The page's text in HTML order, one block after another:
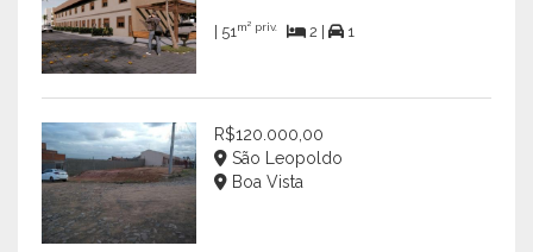
| 51 m² priv. 2 | 1
R$120.000,00
São Leopoldo
Boa Vista